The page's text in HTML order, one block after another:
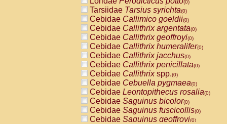
PitheciidaeCallicebus donacophilus
PitheciidaeCallicebus moloch
PitheciidaeCallicebus torquatus
PitheciidaeCallicebusspp.(0)
PitheciidaeChiropotes satanas(0)
PitheciidaePithecia monachus
PitheciidaePithecia pithecia(0)
CercopithecidaeCercocebus agilis
CercopithecidaeCercocebus
CercopithecidaeCercocebus
CercopithecidaeCercocebus
CercopithecidaeCercocebus
CercopithecidaeCercocebushybrid
(0)
Tarsiidae Tarsius syrichta(0)
Cebidae Callimico goeldii(0)
Cebidae Callithrix argentata(0)
Cebidae Callithrix geoffroyi(0)
Cebidae Callithrix humeralifer(0)
Cebidae Callithrix jacchus(0)
Cebidae Callithrix penicillata(0)
Cebidae Callithrixspp.(0)
Cebidae Cebuella pygmaea(0)
Cebidae Leontopithecus rosalia(0)
Cebidae Saguinus bicolor(0)
Cebidae Saguinus fuscicollis(0)
Cebidae Saguinus geoffroyi(0)